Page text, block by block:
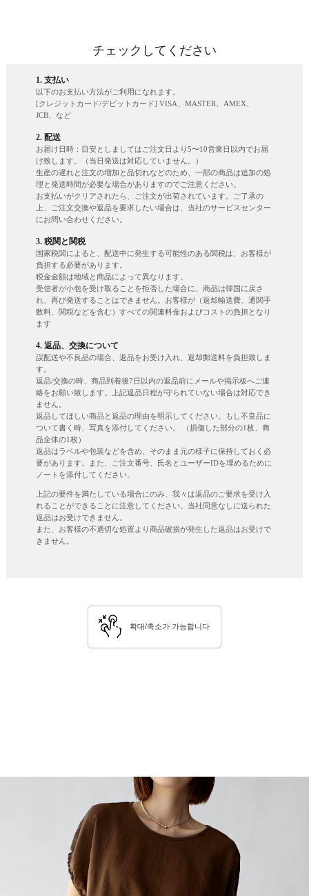
チェックしてください
1. 支払い
以下のお支払い方法がご利用になれます。
[クレジットカード/デビットカード] VISA、MASTER、AMEX、
JCB、など
2. 配送
お届け日時：目安としましてはご注文日より5〜10営業日以内でお届
け致します。（当日発送は対応していません。）
生産の遅れと注文の増加と品切れなどのため、一部の商品は追加の処
理と発送時間が必要な場合がありますのでご注意ください。
お支払いがクリアされたら、ご注文が出荷されています。ご了承の
上、ご注文交換や返品を要求したい場合は、当社のサービスセンター
にお問い合わせください。
3. 税関と関税
国家税関によると、配送中に発生する可能性のある関税は、お客様が
負担する必要があります。
税金金額は地域と商品によって異なります。
受信者が小包を受け取ることを拒否した場合に、商品は韓国に戻さ
れ、再び発送することはできません。お客様が（返却輸送費、通関手
数料、関税などを含む）すべての関連料金およびコストの負担となり
ます
4. 返品、交換について
誤配送や不良品の場合、返品をお受け入れ、返却郵送料を負担致しま
す。
返品/交換の時、商品到着後7日以内の返品前にメールや掲示板へご連
絡をお願い致します。上記返品日程が守られていない場合は対応でき
ません。
返品してほしい商品と返品の理由を明示してください。もし不良品に
ついて書く時、写真を添付してください。 （損傷した部分の1枚、商
品全体の1枚）
返品はラベルや包装などを含め、そのまま元の様子に保持しておく必
要があります。また、ご注文番号、氏名とユーザーIDを埋めるために
ノートを添付してください。
上記の要件を満たしている場合にのみ、我々は返品のご要求を受け入
れることができることに注意してください。当社同意なしに送られた
返品はお受けできません。
また、お客様の不適切な処置より商品破損が発生した返品はお受けで
きません。
확대/축소가 가능합니다